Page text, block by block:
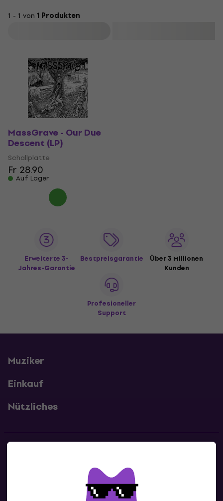
1 - 1 von 1 Produkten
MassGrave - Our Due
Descent (LP)
Schallplatte
Fr 28.90
Auf Lager
Erweiterte 3-
Jahres-Garantie
Bestpreisgarantie
Über 3 Millionen
Kunden
Profesioneller
Support
Muziker
Einkauf
Nützliches
Kontaktiere uns